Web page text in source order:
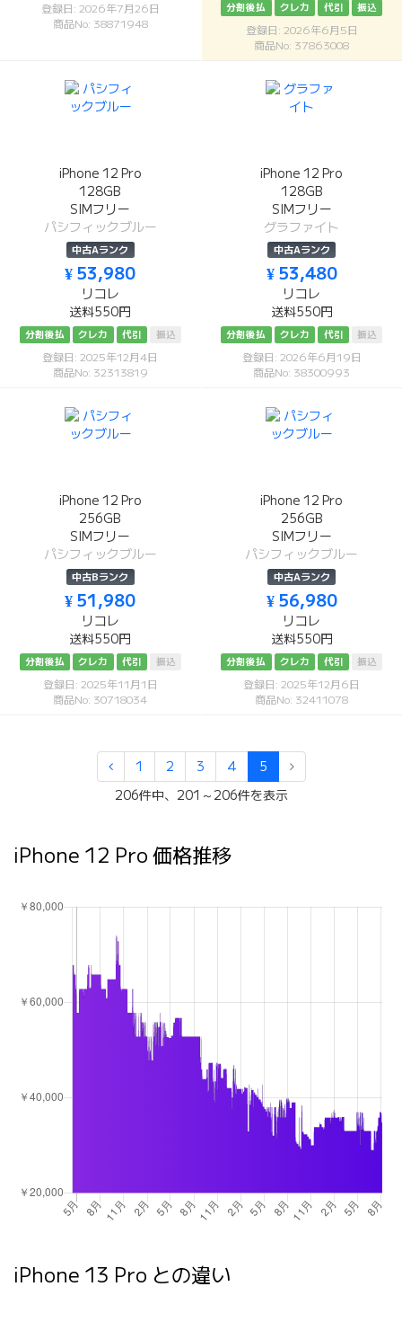
登録日: 2026年7月26日
商品No: 38871948
分割後払
クレカ 代引 振込
登録日: 2026年6月5日
商品No: 37863008
iPhone 12 Pro
128GB
SIMフリー
パシフィックブルー
中古Aランク
¥ 53,980
リコレ
送料550円
分割後払 クレカ 代引 振込
登録日: 2025年12月4日
商品No: 32313819
iPhone 12 Pro
128GB
SIMフリー
グラファイト
中古Aランク
¥ 53,480
リコレ
送料550円
分割後払 クレカ 代引 振込
登録日: 2026年6月19日
商品No: 38300993
iPhone 12 Pro
256GB
SIMフリー
パシフィックブルー
中古Bランク
¥ 51,980
リコレ
送料550円
分割後払 クレカ 代引 振込
登録日: 2025年11月1日
商品No: 30718034
iPhone 12 Pro
256GB
SIMフリー
パシフィックブルー
中古Aランク
¥ 56,980
リコレ
送料550円
分割後払 クレカ 代引 振込
登録日: 2025年12月6日
商品No: 32411078
1 2 3 4
5
206件中、201～206件を表示
iPhone 12 Pro 価格推移
iPhone 13 Pro との違い